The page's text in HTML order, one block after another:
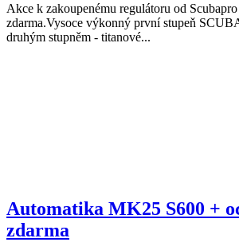
Akce k zakoupenému regulátoru od
zdarma.Vysoce výkonný první stupeň
druhým stupněm - titanové...
Automatika MK25 S600 +
zdarma